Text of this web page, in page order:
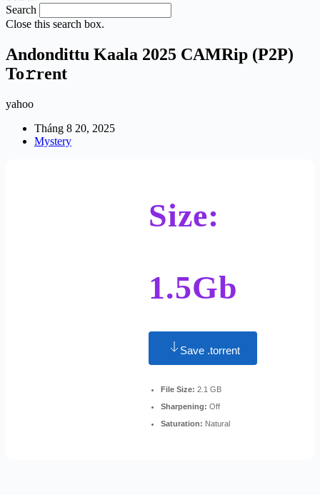
Search
Close this search box.
Andondittu Kaala 2025 CAMRip (P2P)
To𝚛rent
yahoo
Tháng 8 20, 2025
Mystery
Size:
1.5Gb
Save .torrent
File Size: 2.1 GB
Sharpening: Off
Saturation: Natural